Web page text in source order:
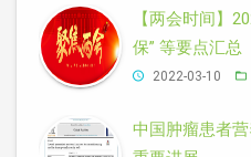
【两会时间】
保” 等要点汇总
2022-03-10
中国肿瘤患者